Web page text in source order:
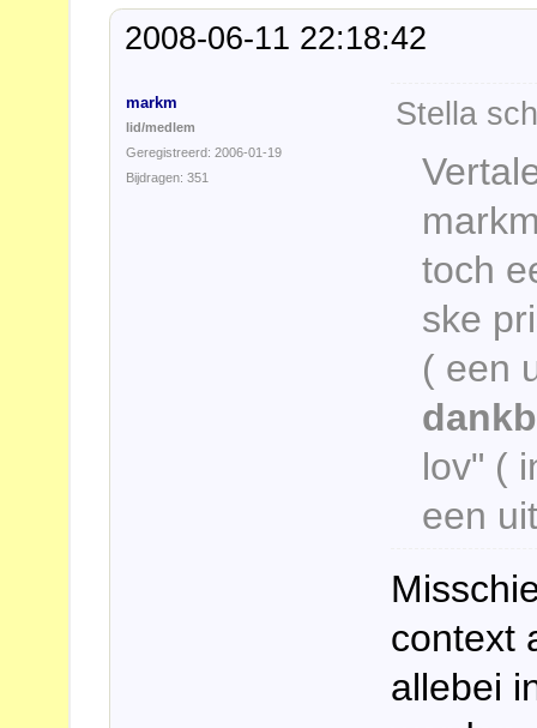
2008-06-11 22:18:42
markm
lid/medlem
Geregistreerd: 2006-01-19
Bijdragen: 351
Stella
toch
ske
( een
lov" (
een
context
allebei